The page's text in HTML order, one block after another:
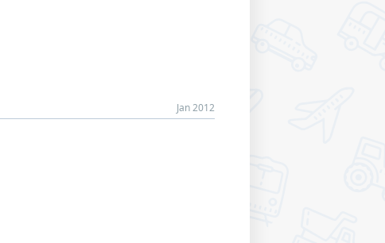
Jan 2012